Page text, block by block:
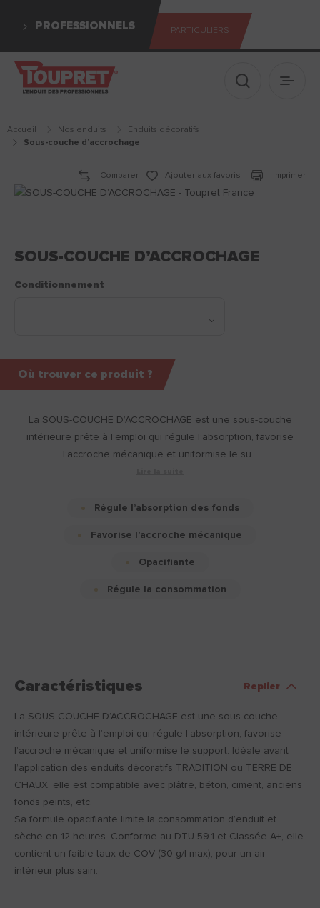
PROFESSIONNELS PARTICULIERS
Afficher le
Accueil Nos enduits
enduits décoratifs
sous-couche d’accrochage
Comparer Ajouter aux favoris Imprimer
SOUS-COUCHE D’ACCROCHAGE
La SOUS-COUCHE D’ACCROCHAGE est une sous-couche
intérieure prête à l’emploi qui régule l’absorption, favorise
l’accroche mécanique et uniformise le su...
Conditionnement
Régule l’absorption des fonds
Favorise l’accroche mécanique
Opacifiante
Régule la consommation
Où trouver ce produit ?
Caractéristiques Replier
La SOUS-COUCHE D’ACCROCHAGE est une sous-couche
intérieure prête à l’emploi qui régule l’absorption, favorise
l’accroche mécanique et uniformise le support. Idéale avant
l’application des enduits décoratifs TRADITION ou TERRE DE
CHAUX, elle est compatible avec plâtre, béton, ciment, anciens
fonds peints, etc.
Sa formule opacifiante limite la consommation d’enduit et
sèche en 12 heures. Conforme au DTU 59.1 et Classée A+, elle
contient un faible taux de COV (30 g/l max), pour un air
intérieur plus sain.